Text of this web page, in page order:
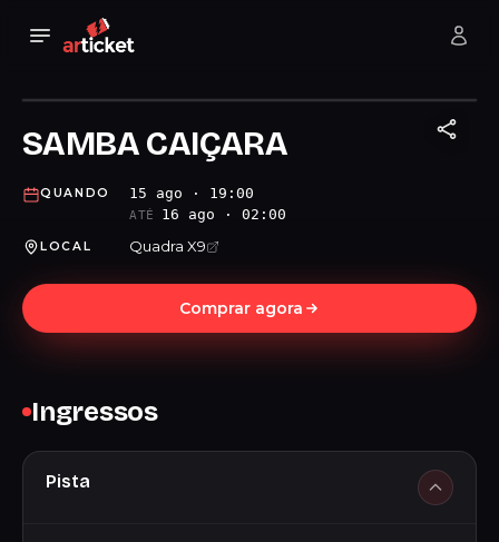
SAMBA CAIÇARA
QUANDO 15 ago · 19:00
ATÉ 16 ago · 02:00
LOCAL Quadra X9
Comprar agora
Ingressos
Pista